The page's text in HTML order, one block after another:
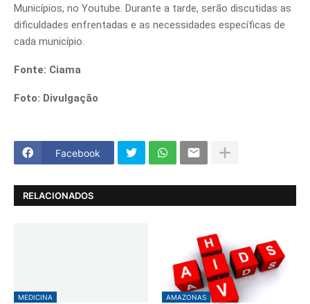
Municípios, no Youtube. Durante a tarde, serão discutidas as
dificuldades enfrentadas e as necessidades específicas de
cada município.
Fonte: Ciama
Foto: Divulgação
Facebook
RELACIONADOS
MEDICINA AMAZONAS